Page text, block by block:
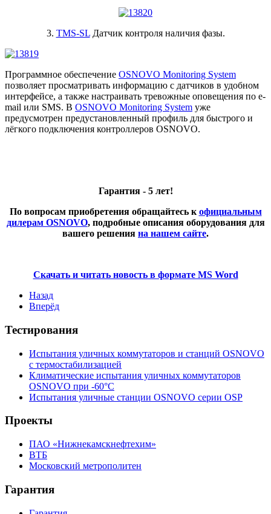
3. TMS-SLДатчик контроля наличия фазы.
Программное обеспечение OSNOVO Monitoring System
позволяет просматривать информацию с датчиков в удобном
интерфейсе, а также настраивать тревожные оповещения по e-
mail или SMS. В OSNOVO Monitoring System уже
предусмотрен предустановленный профиль для быстрого и
лёгкого подключения контроллеров OSNOVO.
Гарантия - 5 лет!
По вопросам приобретения обращайтесь к официальным
дилерам OSNOVO, подробные описания оборудования для
вашего решения на нашем сайте.
Скачать и читать новость в формате MS Word
Назад
Вперёд
Тестирования
Испытания уличных коммутаторов и станций OSNOVO
с термостабилизацией
Климатические испытания уличных коммутаторов
OSNOVO при -60°C
Испытания уличные станции OSNOVO серии OSP
Проекты
ПАО «Нижнекамскнефтехим»
ВТБ
Московский метрополитен
Гарантия